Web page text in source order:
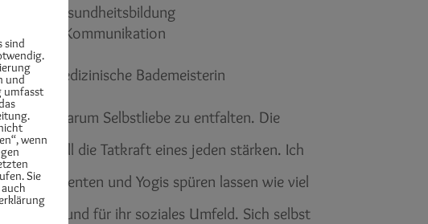
Gesundheitsbildung
Kommunikation
und medizinische Bademeisterin
auch darum Selbstliebe zu entfalten. Die
soll die Tatkraft eines jeden stärken. Ich
Klienten und Yogis spüren lassen wie viel
und für ihr soziales Umfeld. Sich selbst
sind
und
umfasst
wenn
Sie